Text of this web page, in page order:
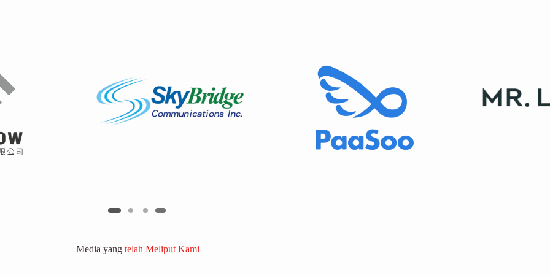
Media yang telah Meliput Kami